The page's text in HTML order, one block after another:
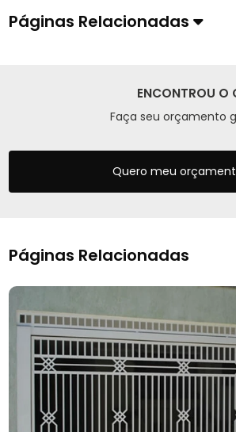
Páginas Relacionadas
ENCONTROU O
Faça seu orçamento
Quero meu
Páginas Relacionadas